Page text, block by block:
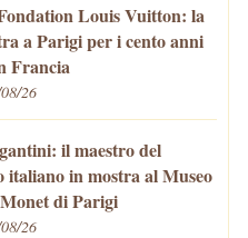
Louis Vuitton: la
a Parigi per i cento anni
Francia
26
il maestro del
italiano in mostra al Museo
di Parigi
26